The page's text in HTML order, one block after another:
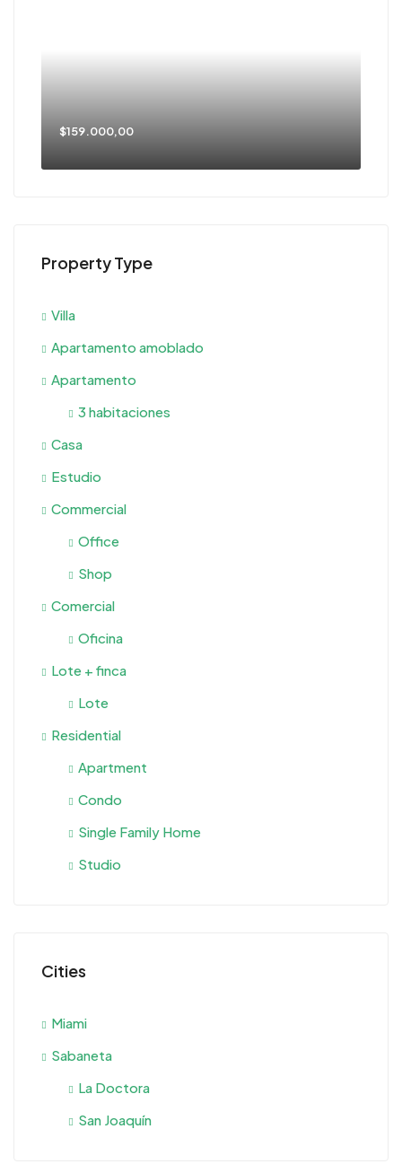
$159.000,00
Property Type
Villa
Apartamento amoblado
Apartamento
3 habitaciones
Casa
Estudio
Commercial
Office
Shop
Comercial
Oficina
Lote + finca
Lote
Residential
Apartment
Condo
Single Family Home
Studio
Cities
Miami
Sabaneta
La Doctora
San Joaquín